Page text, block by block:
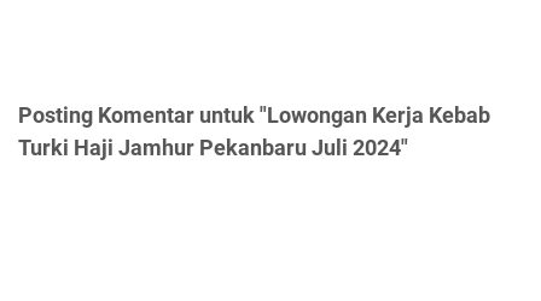
Posting Komentar untuk "Lowongan Kerja Kebab
Turki Haji Jamhur Pekanbaru Juli 2024"